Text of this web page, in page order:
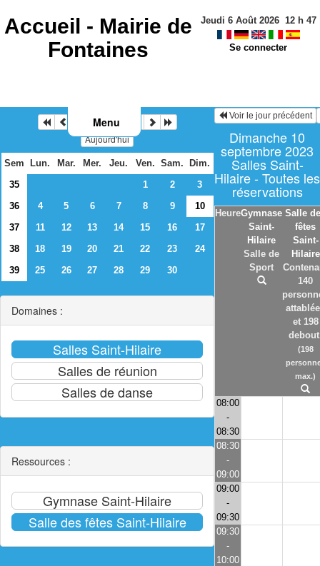
Accueil - Mairie de
Fontaines
Jeudi 6 Août 2026 12h 47
Se connecter
Menu
Septembre 2023
Aujourd'hui
Sem Lun. Mar. Mer. Jeu. Ven. Sam. Dim.
35
1 2
3
36
4 5 6 7 8 9
10
37
11 12 13 14 15 16
17
38
18 19 20 21 22 23
24
39
25 26 27 28 29 30
Domaines :
Ressources :
Voir le jour précédent
Dimanche 10
septembre 2023
Salles Saint-
Hilaire - Toutes les
réservations
HeureGymnase
Saint-
Hilaire
Salle de
Sport
Salle
fêtes
Saint-
Hilaire
140
et 198
(198
max.)
08:00
-
08:30
08:30
-
09:00
09:00
-
09:30
09:30
-
10:00